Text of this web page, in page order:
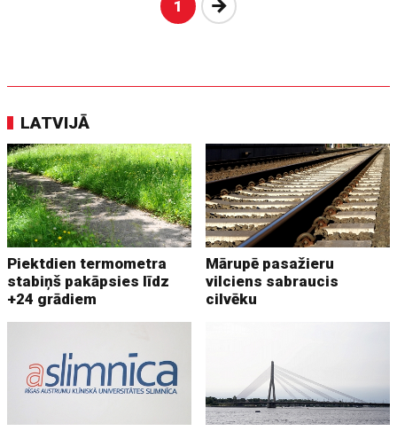
1 Nākošā
LATVIJĀ
Piektdien termometra
stabiņš pakāpsies līdz
+24 grādiem
Mārupē pasažieru
vilciens sabraucis
cilvēku